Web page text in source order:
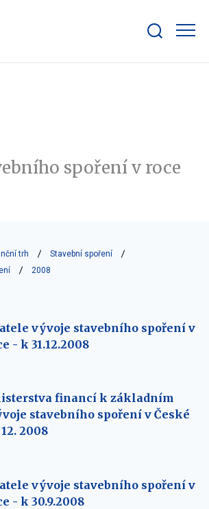
bar
spoření v roce
trh
Stavební spoření
2008
vývoje stavebního spoření v
- k 31.12.2008
financí k základním
stavebního spoření v České
2008
vývoje stavebního spoření v
- k 30.9.2008